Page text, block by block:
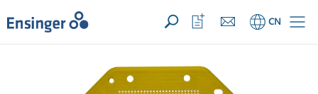
您的询价 ({{productCount}} 产品) 新建
主
页
CN
打
开
收
表